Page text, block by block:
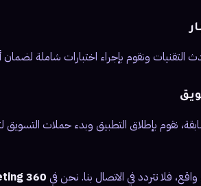
التقنيات ونقوم بإجراء اختبارات شاملة
نقوم بإطلاق التطبيق وبدء حملات التسويق
فلا تتردد في الاتصال بنا. نحن في 360 Soft Marketing